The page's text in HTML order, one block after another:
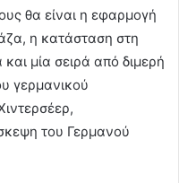
θα είναι η εφαρμογή
η κατάσταση στη
μία σειρά από διμερή
γερμανικού
του Γερμανού